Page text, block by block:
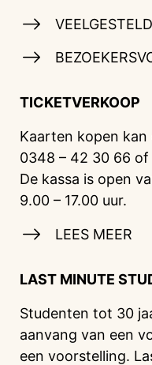
TICKETVERKOOP
Kaarten kopen
0348 – 42 30 66 of
De kassa is open
9.00 – 17.00 uur.
LEES MEER
LAST MINUTE
Studenten tot 30
aanvang van een
een voorstelling.